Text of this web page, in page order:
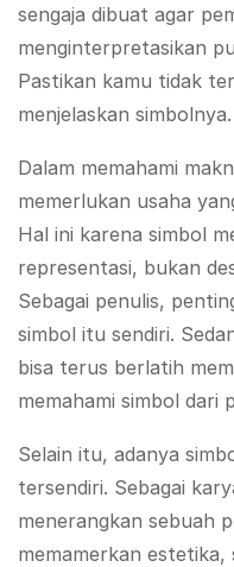
sengaja dibuat agar
menginterpretasikan
Pastikan kamu tidak
menjelaskan simbolnya.
Dalam memahami
memerlukan usaha
Hal ini karena simbol
representasi, bukan
Sebagai penulis,
simbol itu sendiri.
bisa terus berlatih
memahami simbol dari
Selain itu, adanya
tersendiri. Sebagai
menerangkan sebuah
memamerkan estetika,